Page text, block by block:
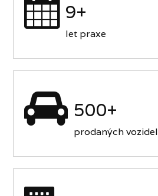
9+
let praxe
500+
prodaných vozidel